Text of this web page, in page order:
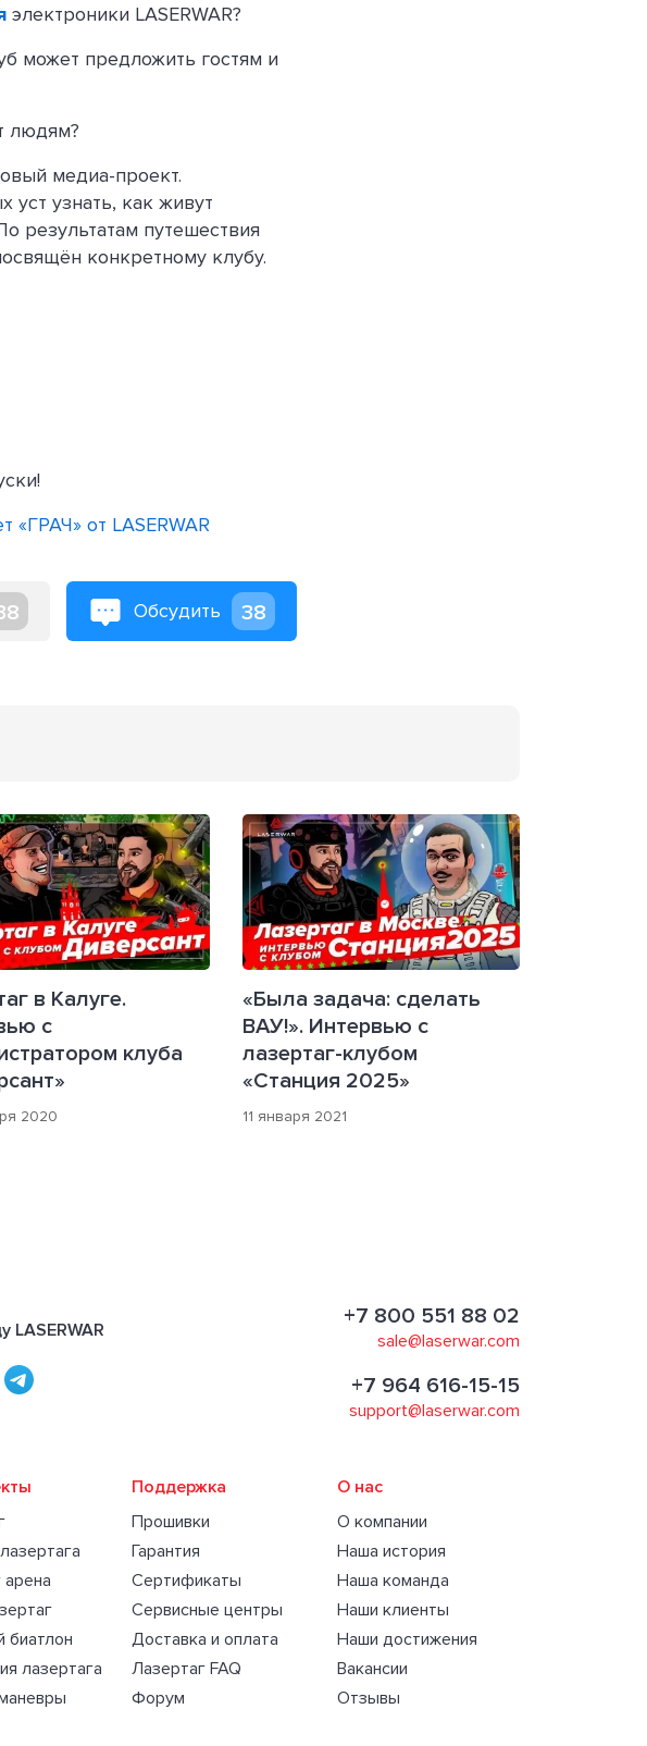
электроники LASERWAR?
может предложить гостям и
людям?
медиа-проект.
уст узнать, как живут
результатам путешествия
конкретному клубу.
«ГРАЧ» от LASERWAR
Обсудить 38
в Калуге.
с
клуба
2020
«Была задача: сделать
ВАУ!». Интервью с
лазертаг-клубом
«Станция 2025»
11 января 2021
+7 800 551 88 02
sale@laserwar.com
+7 964 616-15-15
support@laserwar.com
арена
биатлон
лазертага
Поддержка
Прошивки
Гарантия
Сертификаты
Сервисные центры
Доставка и оплата
Лазертаг FAQ
Форум
О нас
О компании
Наша история
Наша команда
Наши клиенты
Наши достижения
Вакансии
Отзывы